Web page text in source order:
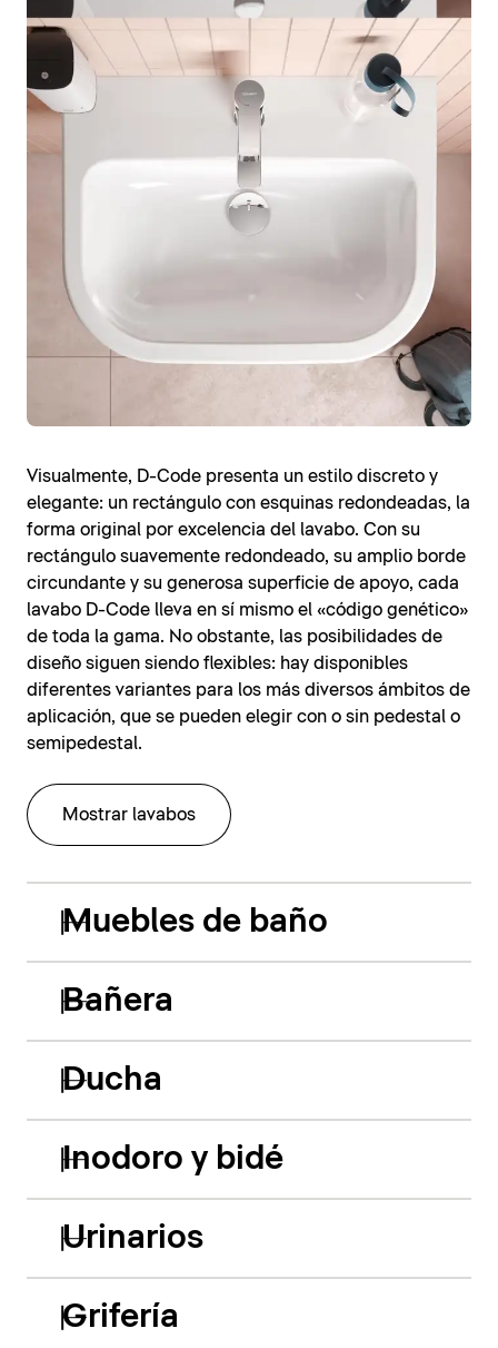
Visualmente, D-Code presenta un estilo discreto y
elegante: un rectángulo con esquinas redondeadas, la
forma original por excelencia del lavabo. Con su
rectángulo suavemente redondeado, su amplio borde
circundante y su generosa superficie de apoyo, cada
lavabo D-Code lleva en sí mismo el «código genético»
de toda la gama. No obstante, las posibilidades de
diseño siguen siendo flexibles: hay disponibles
diferentes variantes para los más diversos ámbitos de
aplicación, que se pueden elegir con o sin pedestal o
semipedestal.
Mostrar lavabos
Muebles de baño
Bañera
Ducha
Inodoro y bidé
Urinarios
Grifería